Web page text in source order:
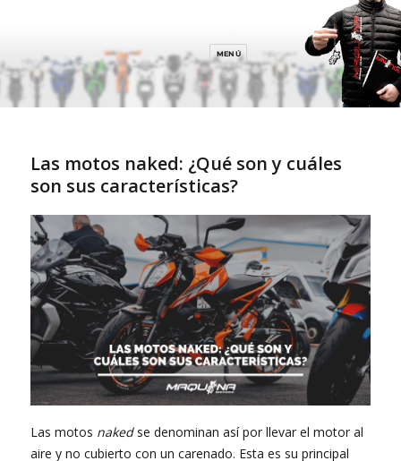
MENÚ
Las motos naked: ¿Qué son y cuáles
son sus características?
Las motos naked se denominan así por llevar el motor al
aire y no cubierto con un carenado. Esta es su principal